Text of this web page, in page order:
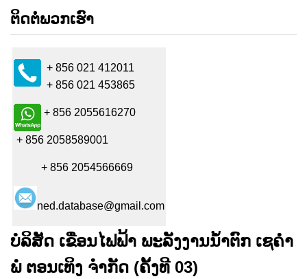
ຕິດຕໍ່ພວກເຮົາ
+ 856 021 412011
+ 856 021 453865
+ 856 2055616270
+ 856 2058589001
+ 856 2054566669
ned.database@gmail.com
ບໍລິສັດ ເຂື່ອນໄຟຟ້າ ພະລັງງານນໍ້າຕົກ ເຊຄໍາ
ພໍ ຕອນເທິງ ຈຳກັດ (ຄັ້ງທີ 03)